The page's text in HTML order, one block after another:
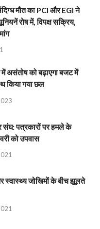
मौत का PCI और EGI ने
रोष में, विपक्ष सक्रिय,
असंतोष को बढ़ाएगा बजट में
किया गया छल
संघ: पत्रकारों पर हमले के
को उपवास
स्वास्थ्य जोखिमों के बीच झूलते